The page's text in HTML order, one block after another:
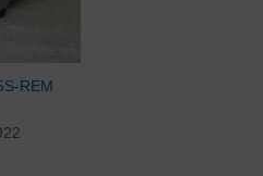
REM